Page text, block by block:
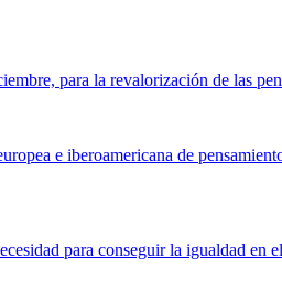
para la revalorización de las
e iberoamericana de
para conseguir la igualdad en